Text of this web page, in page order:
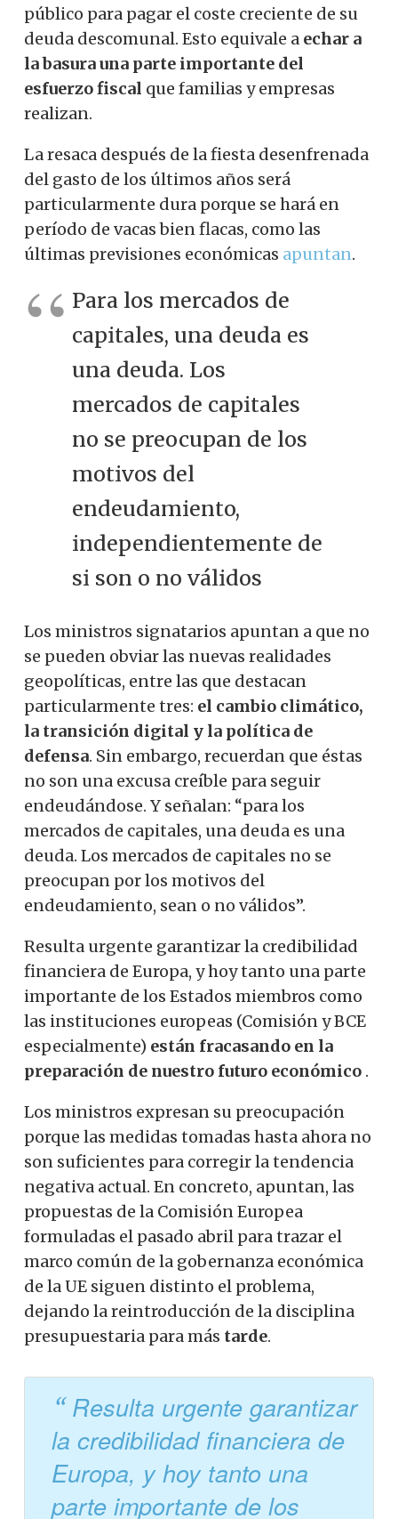
público para pagar el coste creciente de su
deuda descomunal. Esto equivale a echar a
la basura una parte importante del
esfuerzo fiscal que familias y empresas
realizan.
La resaca después de la fiesta desenfrenada
del gasto de los últimos años será
particularmente dura porque se hará en
período de vacas bien flacas, como las
últimas previsiones económicas apuntan.
Para los mercados de
capitales, una deuda es
una deuda. Los
mercados de capitales
no se preocupan de los
motivos del
endeudamiento,
independientemente de
si son o no válidos
Los ministros signatarios apuntan a que no
se pueden obviar las nuevas realidades
geopolíticas, entre las que destacan
particularmente tres: el cambio climático,
la transición digital y la política de
defensa. Sin embargo, recuerdan que éstas
no son una excusa creíble para seguir
endeudándose. Y señalan: “para los
mercados de capitales, una deuda es una
deuda. Los mercados de capitales no se
preocupan por los motivos del
endeudamiento, sean o no válidos”.
Resulta urgente garantizar la credibilidad
financiera de Europa, y hoy tanto una parte
importante de los Estados miembros como
las instituciones europeas (Comisión y BCE
especialmente) están fracasando en la
preparación de nuestro futuro económico .
Los ministros expresan su preocupación
porque las medidas tomadas hasta ahora no
son suficientes para corregir la tendencia
negativa actual. En concreto, apuntan, las
propuestas de la Comisión Europea
formuladas el pasado abril para trazar el
marco común de la gobernanza económica
de la UE siguen distinto el problema,
dejando la reintroducción de la disciplina
presupuestaria para más tarde.
Resulta urgente garantizar
la credibilidad financiera de
Europa, y hoy tanto una
parte importante de los